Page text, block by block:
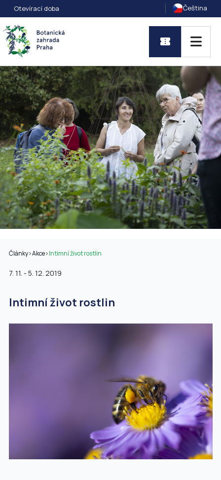
Otevírací doba Čeština
Články>Akce>Intimní život rostlin
7. 11. - 5. 12. 2019
Intimní život rostlin